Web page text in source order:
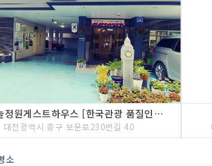
대전하늘정원게스트하우스 [한국관광 품질인증/Korea Quality]
대전광역시 중구 보문로230번길 40
소